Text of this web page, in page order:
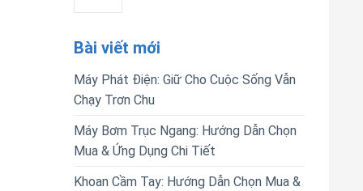
Bài viết mới
Máy Phát Điện: Giữ Cho Cuộc Sống Vẫn
Chạy Trơn Chu
Máy Bơm Trục Ngang: Hướng Dẫn Chọn
Mua & Ứng Dụng Chi Tiết
Khoan Cầm Tay: Hướng Dẫn Chọn Mua &